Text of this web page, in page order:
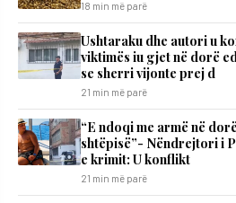
18 min më parë
Ushtaraku dhe autori u
viktimës iu gjet në dorë
se sherri vijonte prej d
21 min më parë
“E ndoqi me armë në
shtëpisë”- Nëndrejtori i
e krimit: U konflikt
21 min më parë